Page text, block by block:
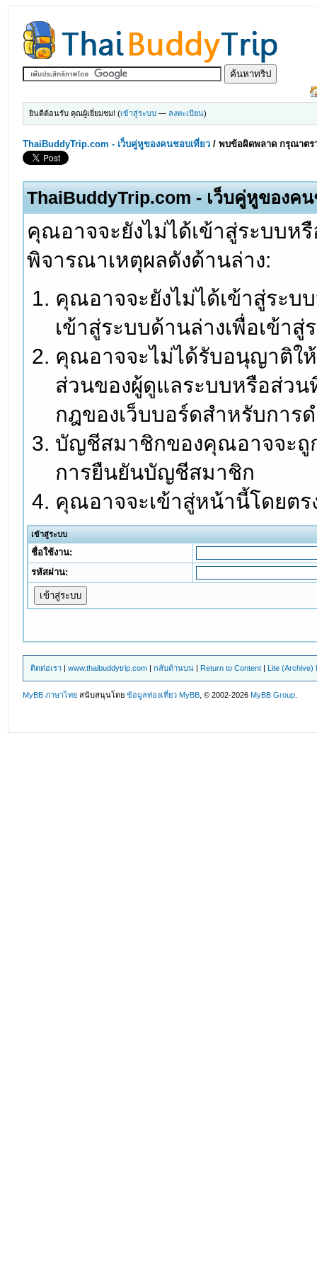
ยินดีต้อนรับ คุณผู้เยี่ยมชม! (เข้าสู่ระบบ — ลงทะเบียน)
ThaiBuddyTrip.com - เว็บคู่หูของคนชอบเที่ยว /พบข้อผิดพลาด กรุณาตร
ThaiBuddyTrip.com - เว็บคู่หูของค
คุณอาจจะยังไม่ได้เข้าสู่ระบบ
พิจารณาเหตุผลดังด้านล่าง:
คุณอาจจะยังไม่ได้เข้าสู่ระบ
เข้าสู่ระบบด้านล่างเพื่อเข้า
คุณอาจจะไม่ได้รับอนุญาติใ
ส่วนของผู้ดูแลระบบหรือส่ว
กฎของเว็บบอร์ดสำหรับการ
บัญชีสมาชิกของคุณอาจจะถู
การยืนยันบัญชีสมาชิก
คุณอาจจะเข้าสู่หน้านี้โดยต
เข้าสู่ระบบ
ชื่อใช้งาน:
รหัสผ่าน:
ติดต่อเรา |www.thaibuddytrip.com |กลับด้านบน | Return to Content | Lite (Archive)
MyBB ภาษาไทย สนับสนุนโดยข้อมูลท่องเที่ยว MyBB , © 2002-2026MyBB Group